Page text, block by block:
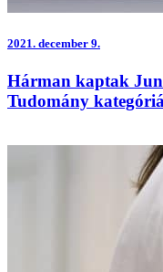
2021. december 9.
Hárman kaptak
Tudomány